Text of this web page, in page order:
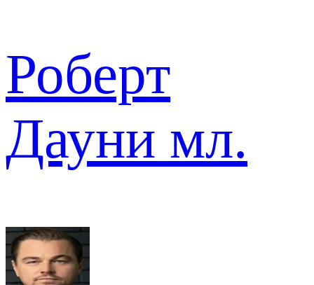
Роберт
Дауни мл.